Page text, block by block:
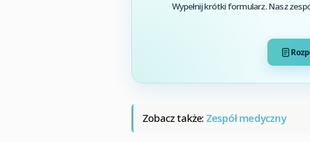
Wypełnij krótki formularz. Nasz
Zobacz także: Zespół medyczny